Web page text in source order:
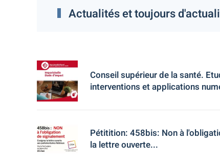
Actualités et toujours
Conseil supérieur de la santé.
interventions et applications
Pétitition: 458bis: Non à
la lettre ouverte...